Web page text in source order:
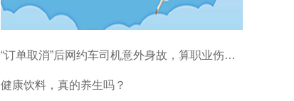
“订单取消”后网约车司机意外身故，算职业伤害吗？
健康饮料，真的养生吗？